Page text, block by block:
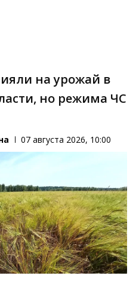
на урожай в
но режима ЧС
07 августа 2026, 10:00